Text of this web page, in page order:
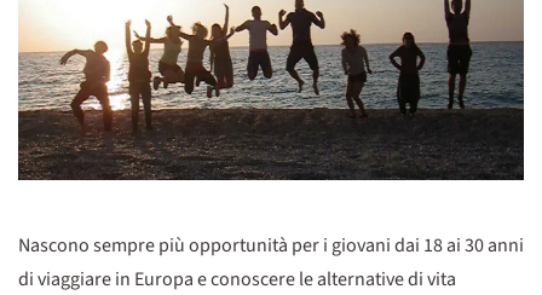
Nascono sempre più opportunità per i giovani dai 18 ai 30 anni
di viaggiare in Europa e conoscere le alternative di vita